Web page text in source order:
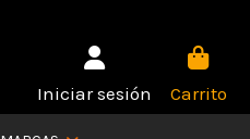
Iniciar sesión Carrito